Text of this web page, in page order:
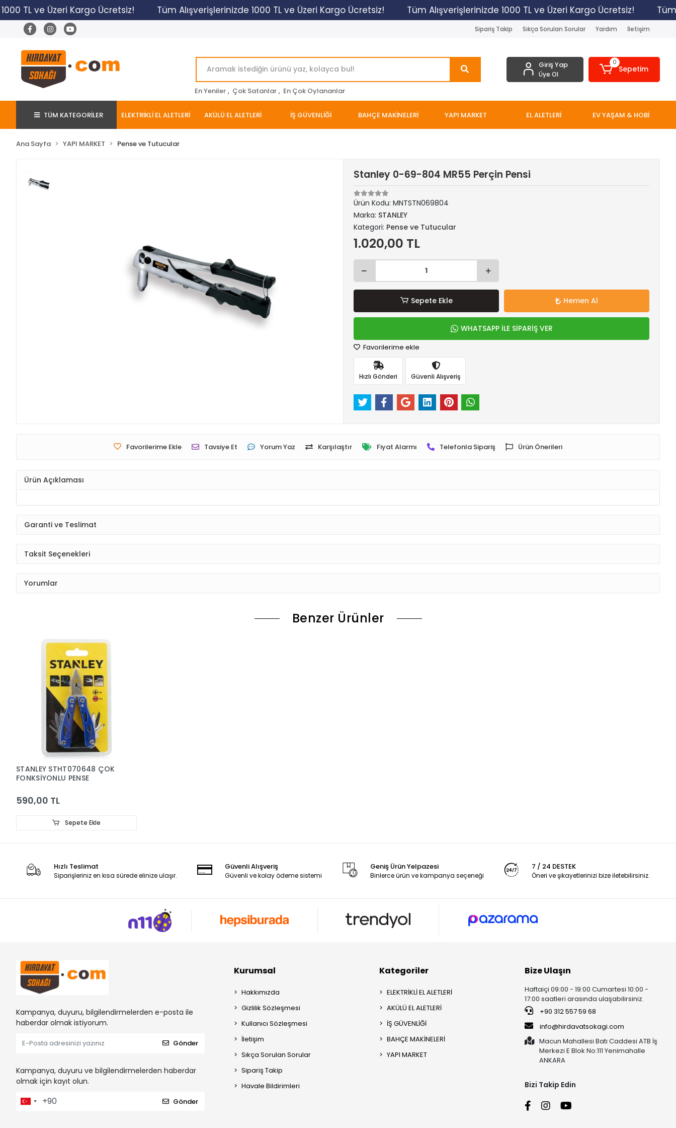
TL ve Üzeri Kargo Ücretsiz! Tüm Alışverişlerinizde 1000 TL ve Üzeri Kargo Ücretsiz! Tüm Alışverişlerinizde 1000 TL ve Üzeri Kargo Ücretsiz!
Sipariş Takip Sıkça Sorulan Sorular Yardım İletişim
En Yeniler , Çok Satanlar , En Çok Oylananlar
Giriş Yap
Üye Ol
0
Sepetim
TÜM KATEGORİLER ELEKTRİKLİ EL ALETLERİ AKÜLÜ EL ALETLERİ İŞ GÜVENLİĞİ BAHÇE MAKİNELERİ YAPI MARKET EL ALETLERİ EV YAŞAM & HOBİ
Ana Sayfa YAPI MARKET Pense ve Tutucular
Stanley 0-69-804 MR55 Perçin Pensi
Ürün Kodu: MNTSTN069804
Marka: STANLEY
Kategori: Pense ve Tutucular
1.020,00 TL
Sepete Ekle Hemen Al
WHATSAPP İLE SİPARİŞ VER
Favorilerime ekle
Hızlı Gönderi Güvenli Alışveriş
Favorilerime Ekle Tavsiye Et Yorum Yaz Karşılaştır Fiyat Alarmı Telefonla Sipariş Ürün Önerileri
Ürün Açıklaması
Garanti ve Teslimat
Taksit Seçenekleri
Yorumlar
Benzer Ürünler
STANLEY STHT070648 ÇOK
FONKSİYONLU PENSE
590,00 TL
Sepete Ekle
Hızlı Teslimat
Siparişleriniz en kısa sürede elinize ulaşır.
Güvenli Alışveriş
Güvenli ve kolay ödeme sistemi
Geniş Ürün Yelpazesi
Binlerce ürün ve kampanya seçeneği
7 / 24 DESTEK
Öneri ve şikayetlerinizi bize iletebilirsiniz.
Kampanya, duyuru, bilgilendirmelerden e-posta ile
haberdar olmak istiyorum.
Gönder
Kampanya, duyuru ve bilgilendirmelerden haberdar
olmak için kayıt olun.
Gönder
Kurumsal
Hakkımızda
Gizlilik Sözleşmesi
Kullanıcı Sözleşmesi
İletişim
Sıkça Sorulan Sorular
Sipariş Takip
Havale Bildirimleri
Kategoriler
ELEKTRİKLİ EL ALETLERİ
AKÜLÜ EL ALETLERİ
İŞ GÜVENLİĞİ
BAHÇE MAKİNELERİ
YAPI MARKET
Bize Ulaşın
Haftaiçi 09:00 - 19:00 Cumartesi 10:00 -
17:00 saatleri arasında ulaşabilirsiniz.
+90 312 557 59 68
info@hirdavatsokagi.com
Macun Mahallesi Batı Caddesi ATB İş
Merkezi E Blok No:111 Yenimahalle
ANKARA
Bizi Takip Edin